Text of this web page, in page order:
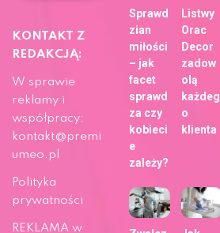
KONTAKT Z
REDAKCJĄ:
W sprawie
reklamy i
współpracy:
kontakt@premi
umeo.pl
Polityka
prywatności
REKLAMA w
Sprawd
zian
miłości
– jak
facet
sprawd
za czy
kobieci
e
zależy?
Listwy
Orac
Decor
zadow
olą
każdeg
o
klienta